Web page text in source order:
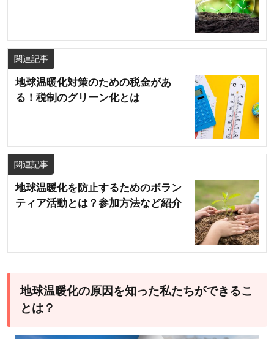
関連記事
地球温暖化対策のための税金があ
る！税制のグリーン化とは
関連記事
地球温暖化を防止するためのボラン
ティア活動とは？参加方法など紹介
地球温暖化の原因を知った私たちができるこ
とは？